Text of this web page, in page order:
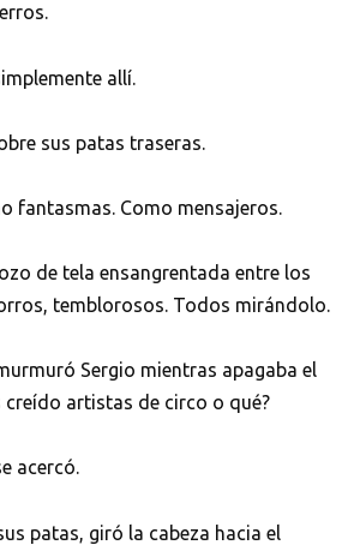
allí.
sus patas traseras.
fantasmas. Como mensajeros.
de tela ensangrentada entre los
temblorosos. Todos mirándolo.
Sergio mientras apagaba el
creído artistas de circo o qué?
acercó.
patas, giró la cabeza hacia el